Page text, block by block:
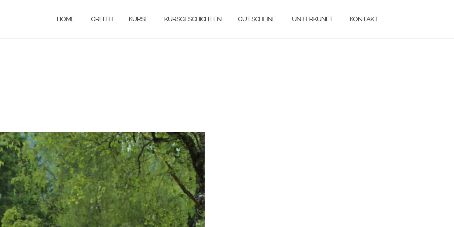
HOME GREITH KURSE KURSGESCHICHTEN GUTSCHEINE UNTERKUNFT KONTAKT